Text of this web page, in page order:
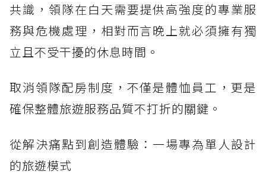
共識，領隊在白天需要提供高強度的專業服
務與危機處理，相對而言晚上就必須擁有獨
立且不受干擾的休息時間。
取消領隊配房制度，不僅是體恤員工，更是
確保整體旅遊服務品質不打折的關鍵。
從解決痛點到創造體驗：一場專為單人設計
的旅遊模式